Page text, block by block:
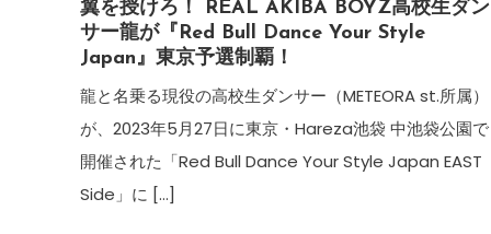
翼を授けろ！ REAL AKIBA BOYZ高校生ダン
サー龍が『Red Bull Dance Your Style
Japan』東京予選制覇！
龍と名乗る現役の高校生ダンサー（METEORA st.所属）
が、2023年5月27日に東京・Hareza池袋 中池袋公園で
開催された「Red Bull Dance Your Style Japan EAST
Side」に […]